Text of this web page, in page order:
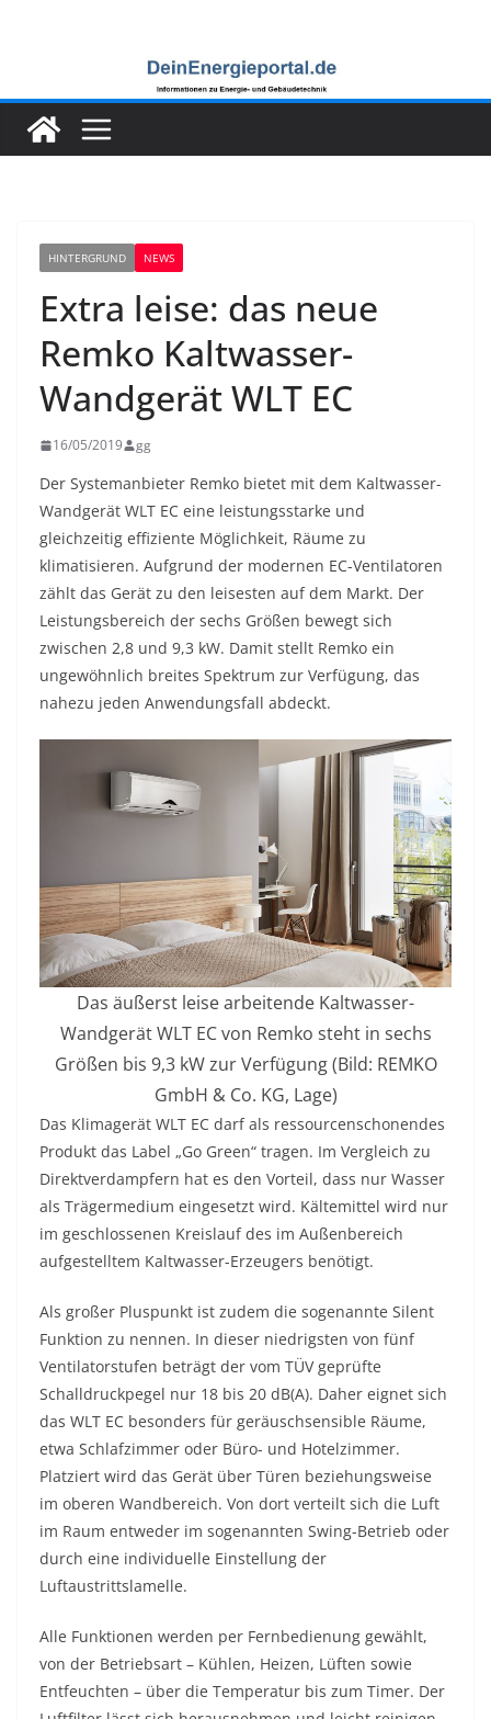
HINTERGRUND NEWS
Extra leise: das neue
Remko Kaltwasser-
Wandgerät WLT EC
16/05/2019 gg
Der Systemanbieter Remko bietet mit dem Kaltwasser-
Wandgerät WLT EC eine leistungsstarke und
gleichzeitig effiziente Möglichkeit, Räume zu
klimatisieren. Aufgrund der modernen EC-Ventilatoren
zählt das Gerät zu den leisesten auf dem Markt. Der
Leistungsbereich der sechs Größen bewegt sich
zwischen 2,8 und 9,3 kW. Damit stellt Remko ein
ungewöhnlich breites Spektrum zur Verfügung, das
nahezu jeden Anwendungsfall abdeckt.
Das äußerst leise arbeitende Kaltwasser-
Wandgerät WLT EC von Remko steht in sechs
Größen bis 9,3 kW zur Verfügung (Bild: REMKO
GmbH & Co. KG, Lage)
Das Klimagerät WLT EC darf als ressourcenschonendes
Produkt das Label „Go Green“ tragen. Im Vergleich zu
Direktverdampfern hat es den Vorteil, dass nur Wasser
als Trägermedium eingesetzt wird. Kältemittel wird nur
im geschlossenen Kreislauf des im Außenbereich
aufgestelltem Kaltwasser-Erzeugers benötigt.
Als großer Pluspunkt ist zudem die sogenannte Silent
Funktion zu nennen. In dieser niedrigsten von fünf
Ventilatorstufen beträgt der vom TÜV geprüfte
Schalldruckpegel nur 18 bis 20 dB(A). Daher eignet sich
das WLT EC besonders für geräuschsensible Räume,
etwa Schlafzimmer oder Büro- und Hotelzimmer.
Platziert wird das Gerät über Türen beziehungsweise
im oberen Wandbereich. Von dort verteilt sich die Luft
im Raum entweder im sogenannten Swing-Betrieb oder
durch eine individuelle Einstellung der
Luftaustrittslamelle.
Alle Funktionen werden per Fernbedienung gewählt,
von der Betriebsart – Kühlen, Heizen, Lüften sowie
Entfeuchten – über die Temperatur bis zum Timer. Der